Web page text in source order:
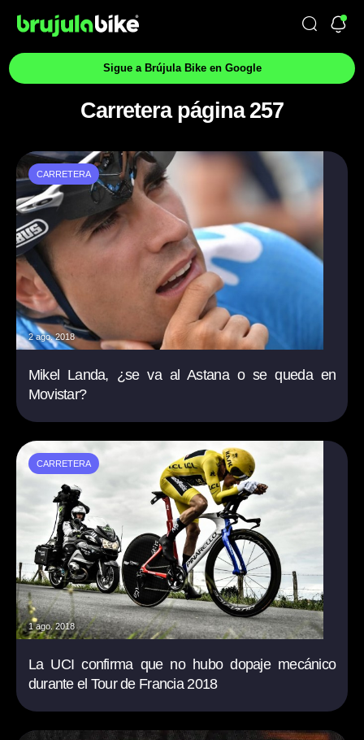
Sigue a Brújula Bike en Google
Carretera página 257
CARRETERA
2 ago. 2018
Mikel Landa, ¿se va al Astana o se queda en
Movistar?
CARRETERA
1 ago. 2018
La UCI confirma que no hubo dopaje mecánico
durante el Tour de Francia 2018